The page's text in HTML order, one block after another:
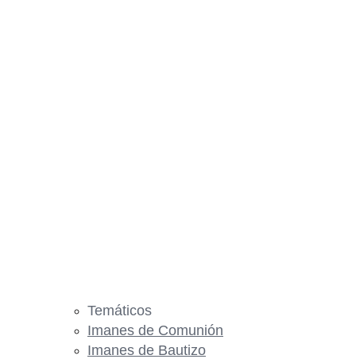
Temáticos
Imanes de Comunión
Imanes de Bautizo